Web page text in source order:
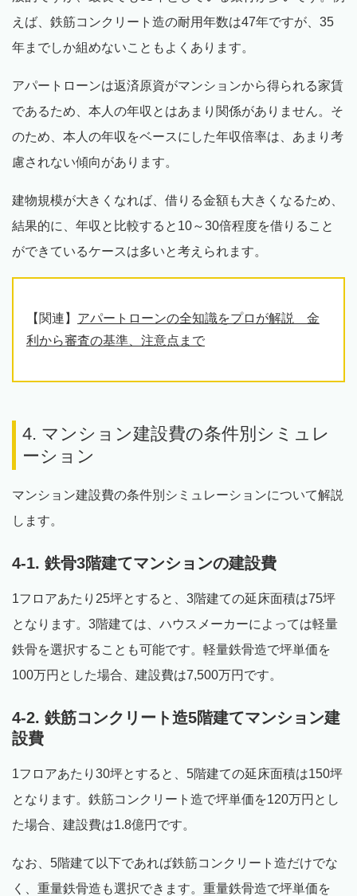
えば、鉄筋コンクリート造の耐用年数は47年ですが、35
年までしか組めないこともよくあります。
アパートローンは返済原資がマンションから得られる家賃
であるため、本人の年収とはあまり関係がありません。そ
のため、本人の年収をベースにした年収倍率は、あまり考
慮されない傾向があります。
建物規模が大きくなれば、借りる金額も大きくなるため、
結果的に、年収と比較すると10～30倍程度を借りること
ができているケースは多いと考えられます。
【関連】 アパートローンの全知識をプロが解説 金
利から審査の基準、注意点まで
4. マンション建設費の条件別シミュレ
ーション
マンション建設費の条件別シミュレーションについて解説
します。
4-1. 鉄骨3階建てマンションの建設費
1フロアあたり25坪とすると、3階建ての延床面積は75坪
となります。3階建ては、ハウスメーカーによっては軽量
鉄骨を選択することも可能です。軽量鉄骨造で坪単価を
100万円とした場合、建設費は7,500万円です。
4-2. 鉄筋コンクリート造5階建てマンション建
設費
1フロアあたり30坪とすると、5階建ての延床面積は150坪
となります。鉄筋コンクリート造で坪単価を120万円とし
た場合、建設費は1.8億円です。
なお、5階建て以下であれば鉄筋コンクリート造だけでな
く、重量鉄骨造も選択できます。重量鉄骨造で坪単価を